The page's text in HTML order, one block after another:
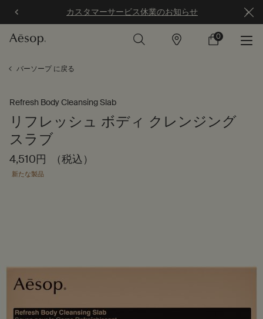
カスタマーサービス休業のお知らせ
店
カ
0
0 カート内の製
バーソープ に戻る
Refresh Body Cleansing Slab
リフレッシュ ボディ クレンジング
スラブ
4,510円 （税込）
新たな製品